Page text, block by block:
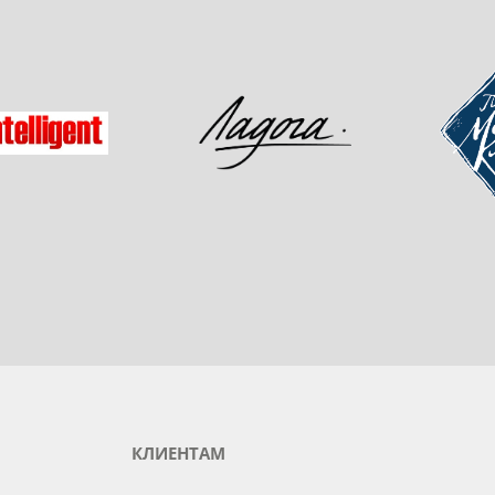
Ладога
КЛИЕНТАМ